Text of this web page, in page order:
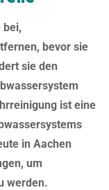
bei,
bevor sie
sie den
ist eine
in Aachen
um
werden.